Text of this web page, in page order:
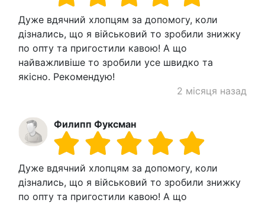
Дуже вдячний хлопцям за допомогу, коли
дізнались, що я військовий то зробили знижку
по опту та пригостили кавою! А що
найважливіше то зробили усе швидко та
якісно. Рекомендую!
2 місяця назад
Филипп Фуксман
Дуже вдячний хлопцям за допомогу, коли
дізнались, що я військовий то зробили знижку
по опту та пригостили кавою! А що